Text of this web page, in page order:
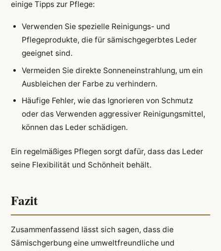
einige Tipps zur Pflege:
Verwenden Sie spezielle Reinigungs- und
Pflegeprodukte, die für sämischgegerbtes Leder
geeignet sind.
Vermeiden Sie direkte Sonneneinstrahlung, um ein
Ausbleichen der Farbe zu verhindern.
Häufige Fehler, wie das Ignorieren von Schmutz
oder das Verwenden aggressiver Reinigungsmittel,
können das Leder schädigen.
Ein regelmäßiges Pflegen sorgt dafür, dass das Leder
seine Flexibilität und Schönheit behält.
Fazit
Zusammenfassend lässt sich sagen, dass die
Sämischgerbung eine umweltfreundliche und